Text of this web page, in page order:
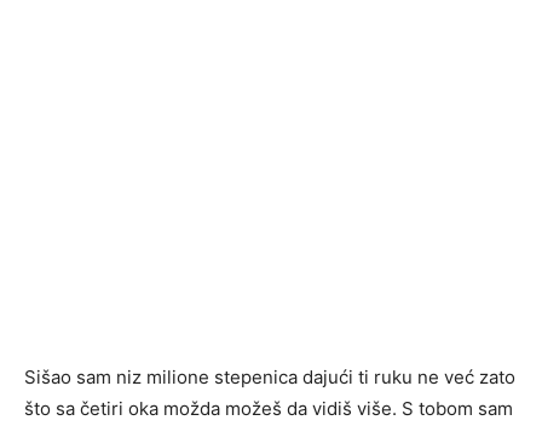
Sišao sam niz milione stepenica dajući ti ruku ne već zato
što sa četiri oka možda možeš da vidiš više. S tobom sam